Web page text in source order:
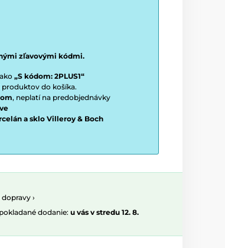
zľavovými kódmi.
„S kódom: 2PLUS1“
do košíka.
, neplatí na predobjednávky
a sklo Villeroy & Boch
›
dodanie: u vás v stredu 12. 8.